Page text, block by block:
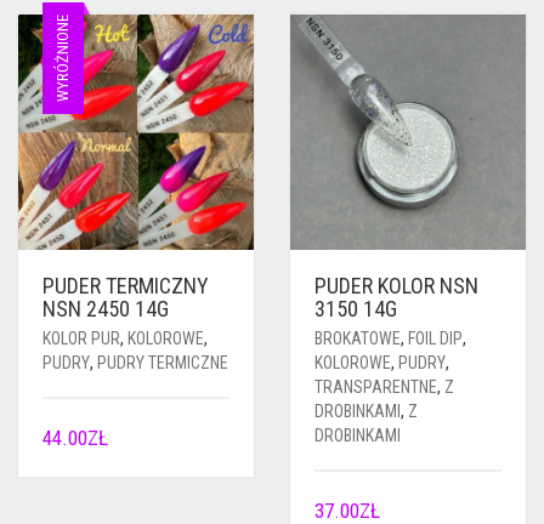
WYRÓŻNIONE
PUDER TERMICZNY
NSN 2450 14G
KOLOR PUR, KOLOROWE,
PUDRY, PUDRY TERMICZNE
44.00ZŁ
PUDER KOLOR NSN
3150 14G
BROKATOWE, FOIL DIP,
KOLOROWE, PUDRY,
TRANSPARENTNE, Z
DROBINKAMI , Z
DROBINKAMI
37.00ZŁ